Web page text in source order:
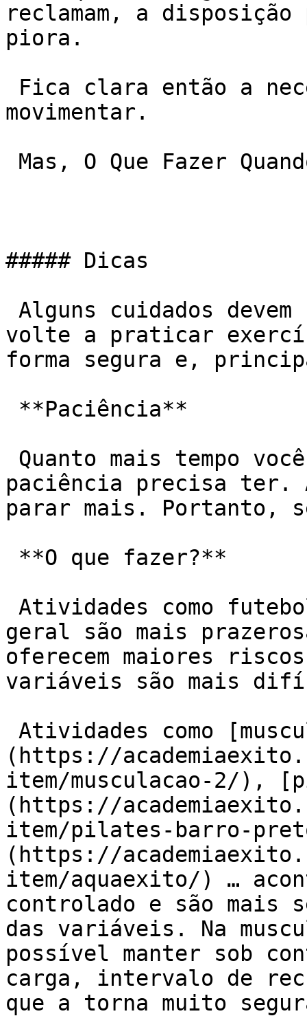
reclamam, a
piora.
movimentar.
##### Dicas
volte a praticar
forma segura e,
paciência precisa ter.
parar mais. Portanto,
geral são mais
oferecem maiores
variáveis são mais
(https://
item/musculacao-2/),
(https://
item/pilates-barro-
(https://
item/aquaexito/) …
controlado e são mais
das variáveis. Na
possível manter sob
carga, intervalo de
que a torna muito